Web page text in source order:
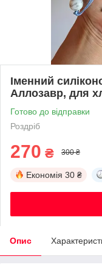
Іменний
Аллозавр, для
Готово до відправки
Роздріб
270 ₴ 300 ₴
Економія 30 ₴
Опис